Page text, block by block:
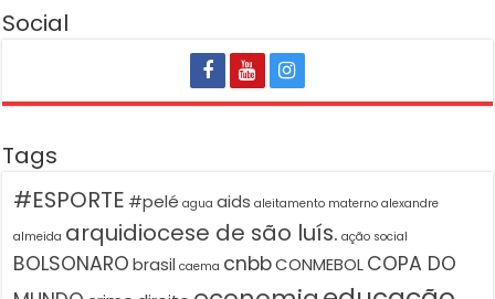
Social
Tags
#ESPORTE #pelé agua aids aleitamento materno alexandre
almeida arquidiocese de são luís. ação social
BOLSONARO brasil caema cnbbCONMEBOLCOPA DO